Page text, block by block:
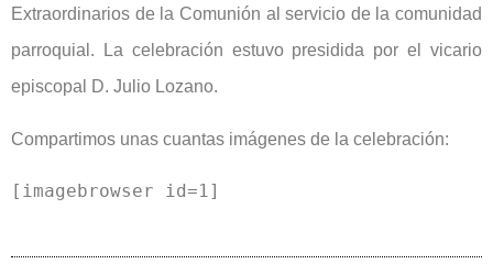
Extraordinarios de la Comunión al servicio de la comunidad
parroquial. La celebración estuvo presidida por el vicario
episcopal D. Julio Lozano.
Compartimos unas cuantas imágenes de la celebración:
[imagebrowser id=1]